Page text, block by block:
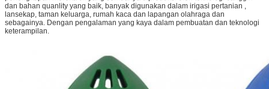
dan bahan quanlity yang baik, banyak digunakan dalam irigasi pertanian ,
lansekap, taman keluarga, rumah kaca dan lapangan olahraga dan
sebagainya. Dengan pengalaman yang kaya dalam pembuatan dan teknologi
keterampilan.